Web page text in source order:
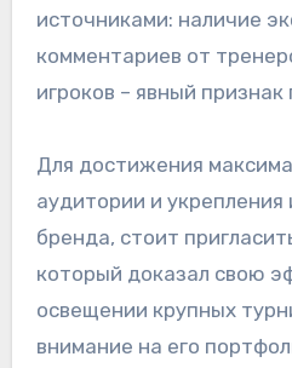
источниками: наличие
комментариев от
игроков – явный
Для достижения
аудитории и
бренда, стоит
который доказал свою
освещении крупных
внимание на его